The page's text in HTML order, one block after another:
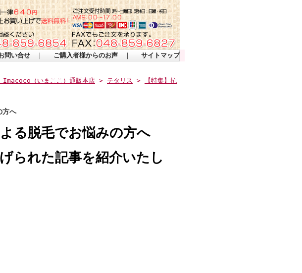
問い合せ ｜ ご購入者様からのお声 ｜ サイトマップ
Imacoco（いまここ）通販本店 > テタリス >
【特集】抗
方へ
る脱毛でお悩みの方へ
られた記事を紹介いたし